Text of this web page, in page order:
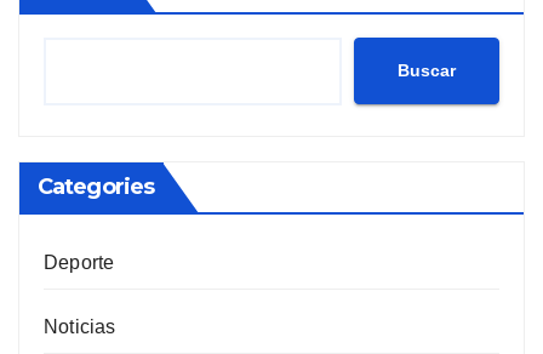
Buscar
Categories
Deporte
Noticias